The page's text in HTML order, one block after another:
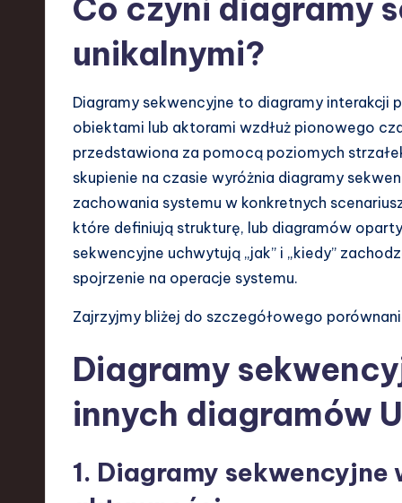
Co czyni diagramy
unikalnymi?
Diagramy sekwencyjne to diagramy
obiektami lub aktorami wzdłuż pionowego
przedstawiona za pomocą poziomych
skupienie na czasie wyróżnia diagramy
zachowania systemu w konkretnych
które definiują strukturę, lub diagramów
sekwencyjne uchwytują „jak” i „kiedy”
spojrzenie na operacje systemu.
Zajrzyjmy bliżej do szczegółowego
Diagramy
innych diagramów
1. Diagramy